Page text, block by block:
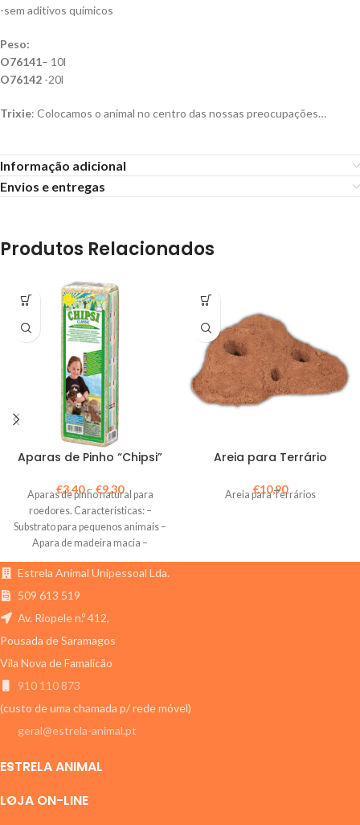
-sem aditivos químicos
Peso:
O76141– 10l
O76142 -20l
Trixie: Colocamos o animal no centro das nossas preocupações…
Informação adicional
Envios e entregas
Produtos Relacionados
Aparas de Pinho “Chipsi”
€3,40– €9,30
Aparas de pinho natural para
roedores. Características: –
Substrato para pequenos animais –
Apara de madeira macia –
Higiénico, absorção
Areia para Terrário
€10,90
Areia para Terrários
Estrela Animal Unipessoal Lda.
509 613 519
Av. Riopele n.º 412,
Pousada de Saramagos
Vila Nova de Famalicão
910 110 873
(custo de uma chamada p/ rede móvel)
geral@estrela-animal.pt
ESTRELA ANIMAL
LOJA ON-LINE